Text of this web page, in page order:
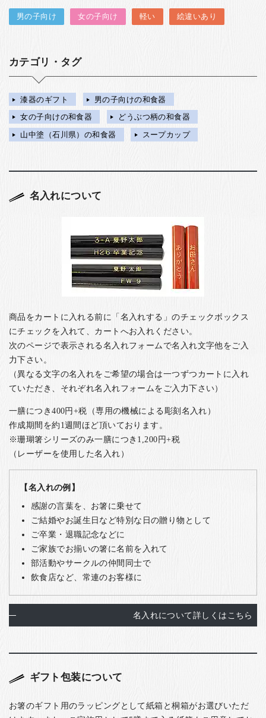
男の子向け 女の子向け 軽い 絵違いあり
カテゴリ・タグ
漆器のギフト
男の子向けの和食器
女の子向けの和食器
どうぶつ柄の和食器
山中塗（石川県）の和食器
スープカップ
名入れについて
商品をカートに入れる前に「名入れする」のチェックボックス
にチェックを入れて、カートへお入れください。
次のページで表示される名入れフォームで名入れ文字他をご入
力下さい。
（異なる文字の名入れをご希望の場合は一つずつカートに入れ
ていただき、それぞれ名入れフォームをご入力下さい）
一膳につき400円+税（専用の機械による彫刻名入れ）
作成期間を約1週間ほど頂いております。
※珊瑚箸シリーズのみ一膳につき1,200円+税
（レーザーを使用した名入れ）
【名入れの例】
感謝の言葉を、お箸に乗せて
ご結婚やお誕生日など特別な日の贈り物として
ご卒業・退職記念などに
ご家族でお揃いの箸に名前を入れて
部活動やサークルの仲間同士で
飲食店など、常連のお客様に
名入れについて詳しくはこちら
ギフト包装について
お箸のギフト用のラッピングとして紙箱と桐箱がお選びいただ